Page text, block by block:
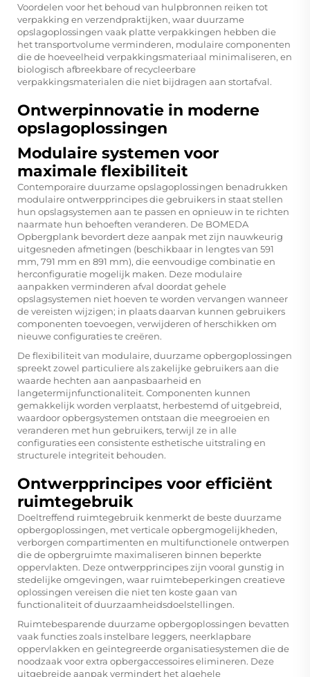
Voordelen voor het behoud van hulpbronnen reiken tot
verpakking en verzendpraktijken, waar duurzame
opslagoplossingen vaak platte verpakkingen hebben die
het transportvolume verminderen, modulaire componenten
die de hoeveelheid verpakkingsmateriaal minimaliseren, en
biologisch afbreekbare of recycleerbare
verpakkingsmaterialen die niet bijdragen aan stortafval.
Ontwerpinnovatie in moderne
opslagoplossingen
Modulaire systemen voor
maximale flexibiliteit
Contemporaire duurzame opslagoplossingen benadrukken
modulaire ontwerpprincipes die gebruikers in staat stellen
hun opslagsystemen aan te passen en opnieuw in te richten
naarmate hun behoeften veranderen. De BOMEDA
Opbergplank bevordert deze aanpak met zijn nauwkeurig
uitgesneden afmetingen (beschikbaar in lengtes van 591
mm, 791 mm en 891 mm), die eenvoudige combinatie en
herconfiguratie mogelijk maken. Deze modulaire
aanpakken verminderen afval doordat gehele
opslagsystemen niet hoeven te worden vervangen wanneer
de vereisten wijzigen; in plaats daarvan kunnen gebruikers
componenten toevoegen, verwijderen of herschikken om
nieuwe configuraties te creëren.
De flexibiliteit van modulaire, duurzame opbergoplossingen
spreekt zowel particuliere als zakelijke gebruikers aan die
waarde hechten aan aanpasbaarheid en
langetermijnfunctionaliteit. Componenten kunnen
gemakkelijk worden verplaatst, herbestemd of uitgebreid,
waardoor opbergsystemen ontstaan die meegroeien en
veranderen met hun gebruikers, terwijl ze in alle
configuraties een consistente esthetische uitstraling en
structurele integriteit behouden.
Ontwerpprincipes voor efficiënt
ruimtegebruik
Doeltreffend ruimtegebruik kenmerkt de beste duurzame
opbergoplossingen, met verticale opbergmogelijkheden,
verborgen compartimenten en multifunctionele ontwerpen
die de opbergruimte maximaliseren binnen beperkte
oppervlakten. Deze ontwerpprincipes zijn vooral gunstig in
stedelijke omgevingen, waar ruimtebeperkingen creatieve
oplossingen vereisen die niet ten koste gaan van
functionaliteit of duurzaamheidsdoelstellingen.
Ruimtebesparende duurzame opbergoplossingen bevatten
vaak functies zoals instelbare leggers, neerklapbare
oppervlakken en geïntegreerde organisatiesystemen die de
noodzaak voor extra opbergaccessoires elimineren. Deze
uitgebreide aanpak vermindert het algehele